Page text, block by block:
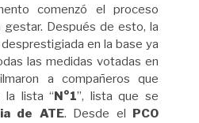
comenzó el proceso
Después de esto, la
en la base ya
las medidas votadas en
a compañeros que
la lista “N°1”, lista que se
de ATE. Desde el PCO